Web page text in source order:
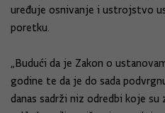
uređuje osnivanje i ustrojstvo
poretku.
„Budući da je Zakon o
godine te da je do sada
danas sadrži niz odredbi koje